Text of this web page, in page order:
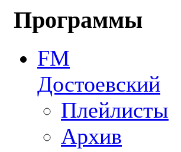
Программы
FM
Достоевский
Плейлисты
Архив